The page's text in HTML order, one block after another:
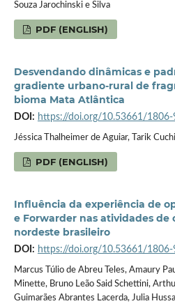
Souza Jarochinski e Silva
PDF (ENGLISH)
Desvendando dinâmicas e
gradiente urbano-rural de
bioma Mata Atlântica
DOI: https://doi.org/10.53661/
Jéssica Thalheimer de Aguiar, Tarik
PDF (ENGLISH)
Influência da experiência de
e Forwarder nas atividades de
nordeste brasileiro
DOI: https://doi.org/10.53661/
Marcus Túlio de Abreu Teles, Amaury
Minette, Bruno Leão Said Schettini,
Guimarães Abrantes Lacerda, Julia